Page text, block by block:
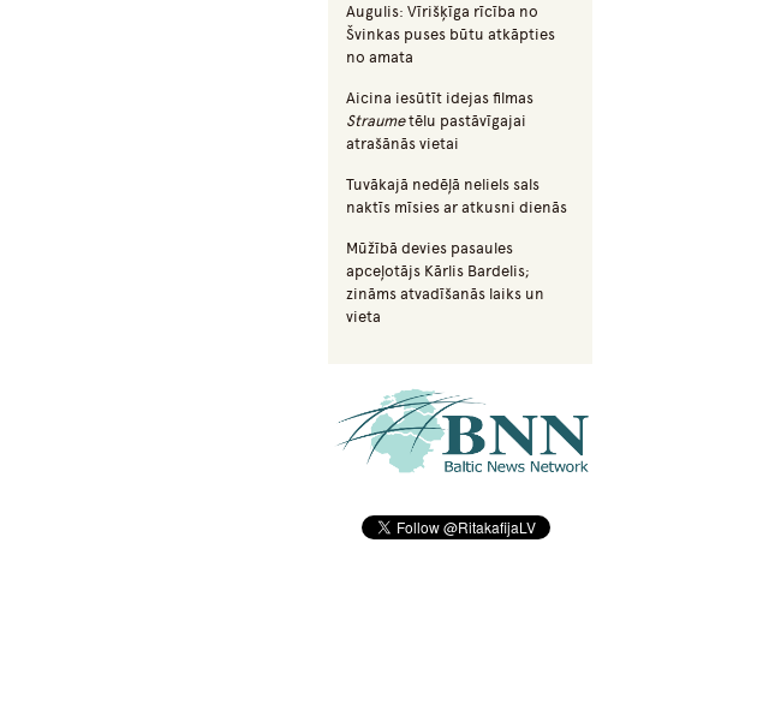
Augulis: Vīrišķīga rīcība no
Švinkas puses būtu atkāpties
no amata
Aicina iesūtīt idejas filmas
Straumetēlu pastāvīgajai
atrašānās vietai
Tuvākajā nedēļā neliels sals
naktīs mīsies ar atkusni dienās
Mūžībā devies pasaules
apceļotājs Kārlis Bardelis;
zināms atvadīšanās laiks un
vieta